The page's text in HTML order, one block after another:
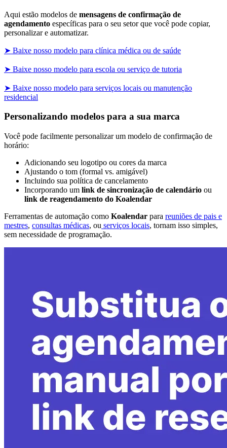
Aqui estão modelos de mensagens de confirmação de
agendamento específicas para o seu setor que você pode copiar,
personalizar e automatizar.
➤ Baixe nosso modelo para clínica médica ou de saúde
➤ Baixe nosso modelo para escola ou serviço de tutoria
➤ Baixe nosso modelo para serviços locais ou manutenção
residencial
Personalizando modelos para a sua marca
Você pode facilmente personalizar um modelo de confirmação de
horário:
Adicionando seu logotipo ou cores da marca
Ajustando o tom (formal vs. amigável)
Incluindo sua política de cancelamento
Incorporando um link de sincronização de calendário ou
link de reagendamento do Koalendar
Ferramentas de automação como Koalendar para reuniões de pais e
mestres, consultas médicas, ou serviços locais, tornam isso simples,
sem necessidade de programação.